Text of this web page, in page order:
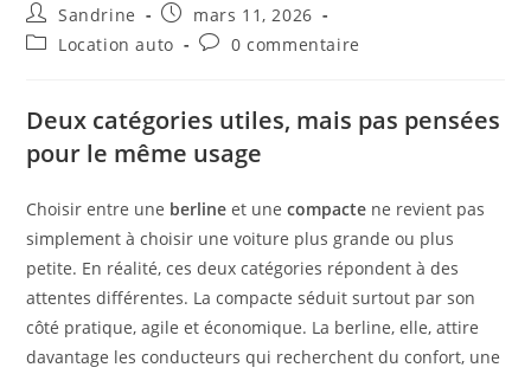
Auteur/autrice
de
Sandrine
Publication
publiée :
mars 11, 2026
PostLocation auto
Commentaires
publication :
0 commentaire
Deux catégories utiles, mais pas pensées
pour le même usage
Choisir entre une berline et unecompacte ne revient pas
simplement à choisir une voiture plus grande ou plus
petite. En réalité, ces deux catégories répondent à des
attentes différentes. La compacte séduit surtout par son
côté pratique, agile et économique. La berline, elle, attire
davantage les conducteurs qui recherchent du confort, une